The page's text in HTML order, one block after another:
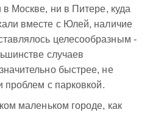
Москве, ни в Питере, куда
вместе с Юлей, наличие
целесообразным -
случаев
быстрее, не
проблем с парковкой.
маленьком городе, как